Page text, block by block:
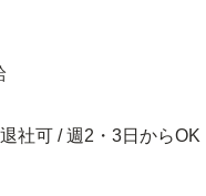
社可 / 週2・3日からOK